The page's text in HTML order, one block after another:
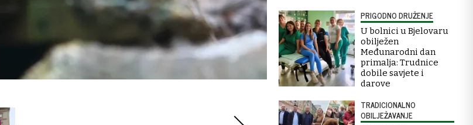
PRIGODNO DRUŽENJE
U bolnici u Bjelovaru
obilježen
Međunarodni dan
primalja: Trudnice
dobile savjete i
darove
TRADICIONALNO
OBILJEŽAVANJE